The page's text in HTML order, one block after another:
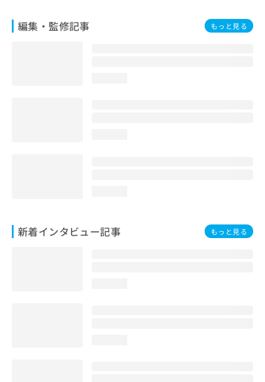
編集・監修記事 もっと見る
新着インタビュー記事 もっと見る